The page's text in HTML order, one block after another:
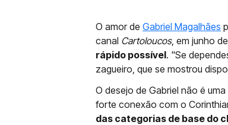
O amor de Gabriel Magalhães
canal Cartoloucos, em junho
rápido possível. "Se
zagueiro, que se mostrou
O desejo de Gabriel não é
forte conexão com o
das categorias de base do